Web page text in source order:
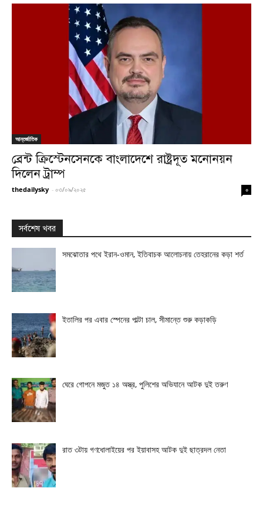
আন্তর্জাতিক
ব্রেন্ট ক্রিস্টেনসেনকে বাংলাদেশে রাষ্ট্রদূত মনোনয়ন
দিলেন ট্রাম্প
thedailysky - ০৩/০৯/২০২৫ ০
সর্বশেষ খবর
সমঝোতার পথে ইরান-ওমান, ইতিবাচক আলোচনায় তেহরানের কড়া শর্ত
ইতালির পর এবার স্পেনের পাল্টা চাল, সীমান্তে শুরু কড়াকড়ি
ঘেরে গোপনে মজুত ১৪ অস্ত্র, পুলিশের অভিযানে আটক দুই তরুণ
রাত ৩টায় গণধোলাইয়ের পর ইয়াবাসহ আটক দুই ছাত্রদল নেতা